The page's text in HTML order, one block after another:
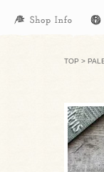
TOP >